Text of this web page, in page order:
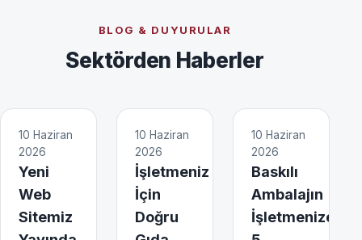
BLOG & DUYURULAR
Sektörden Haberler
10 Haziran
2026
Yeni
Web
Sitemiz
10 Haziran
2026
İşletmeniz
İçin
Doğru
10 Haziran
2026
Baskılı
Ambalajın
İşletmenize